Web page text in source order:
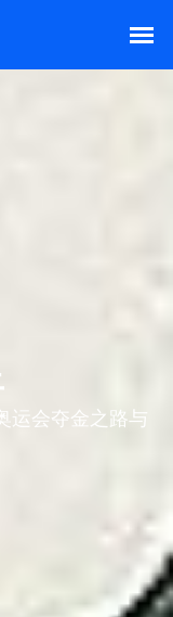
运会夺金之路与